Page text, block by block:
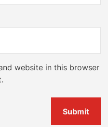
website in this browser